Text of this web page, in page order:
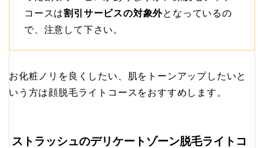
コースは割引サービスの対象外となっているの
で、注意して下さい。
お化粧ノリを良くしたい、肌をトーンアップしたいと
いう方は顔脱毛ライトコースをおすすめします。
ストラッシュのデリケートゾーン脱毛ライトコ